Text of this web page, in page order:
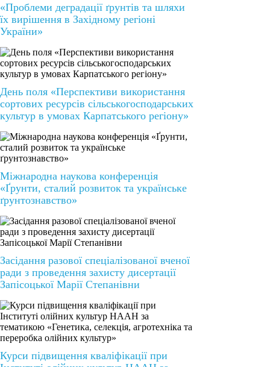
«Проблеми деградації ґрунтів та шляхи
їх вирішення в Західному регіоні
України»
День поля «Перспективи використання
сортових ресурсів сільськогосподарських
культур в умовах Карпатського регіону»
Міжнародна наукова конференція
«Ґрунти, сталий розвиток та українське
ґрунтознавство»
Засідання разової спеціалізованої вченої
ради з проведення захисту дисертації
Запісоцької Марії Степанівни
Курси підвищення кваліфікації при